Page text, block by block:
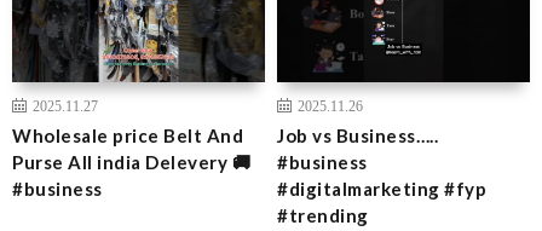
2025.11.27
Wholesale price Belt And
Purse All india Delevery 🚚
#business
2025.11.26
Job vs Business…..
#business
#digitalmarketing #fyp
#trending